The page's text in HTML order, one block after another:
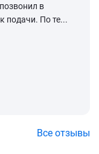
в
подачи. По те...
Все отзывы